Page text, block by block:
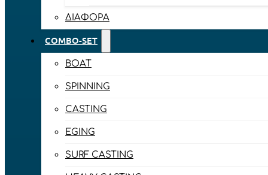
ΔΙΆΦΟΡΑ
COMBO-SET
BOAT
SPINNING
CASTING
EGING
SURF CASTING